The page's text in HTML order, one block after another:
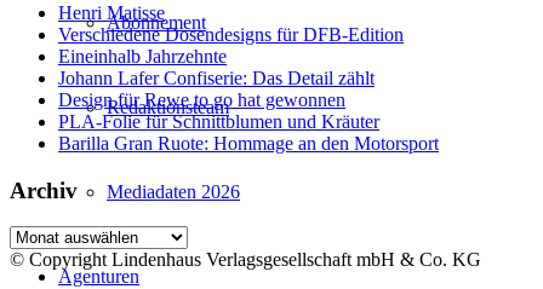
Abonnement
Redaktionsteam
Mediadaten 2026
Agenturen
Henri Matisse
Verschiedene Dosendesigns für DFB-Edition
Eineinhalb Jahrzehnte
Johann Lafer Confiserie: Das Detail zählt
Design für Rewe to go hat gewonnen
PLA-Folie für Schnittblumen und Kräuter
Barilla Gran Ruote: Hommage an den Motorsport
Archiv
Archiv
© Copyright Lindenhaus Verlagsgesellschaft mbH & Co. KG